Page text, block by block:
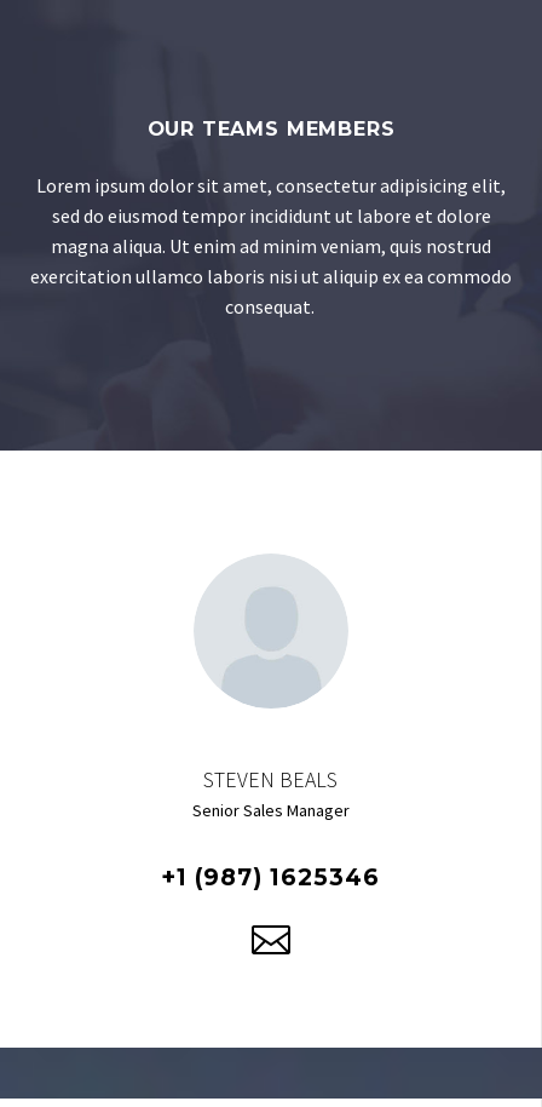
OUR TEAMS MEMBERS
Lorem ipsum dolor sit amet, consectetur adipisicing elit,
sed do eiusmod tempor incididunt ut labore et dolore
magna aliqua. Ut enim ad minim veniam, quis nostrud
exercitation ullamco laboris nisi ut aliquip ex ea commodo
consequat.
STEVEN BEALS
Senior Sales Manager
+1 (987) 1625346